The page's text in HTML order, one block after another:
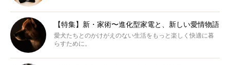
【特集】新・家術〜進化型家電と、新しい愛情物語
愛犬たちとのかけがえのない生活をもっと楽しく快適に暮
らすために。